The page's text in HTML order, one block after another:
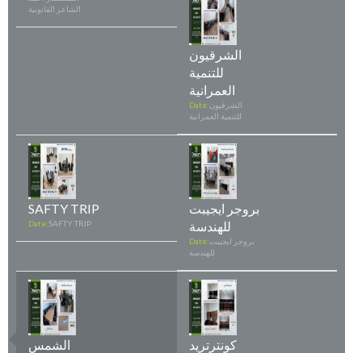
الشاعر القانونية
الشرقيون
للتنمية
العمرانية
Date:الشرقيون
للتنمية العمرانية
SAFTY TRIP
Date:SAFTY TRIP
بروجر ايجيبت
للهندسة
Date:بروجر ايجيبت
للهندسة
الشمس
كونترتريد